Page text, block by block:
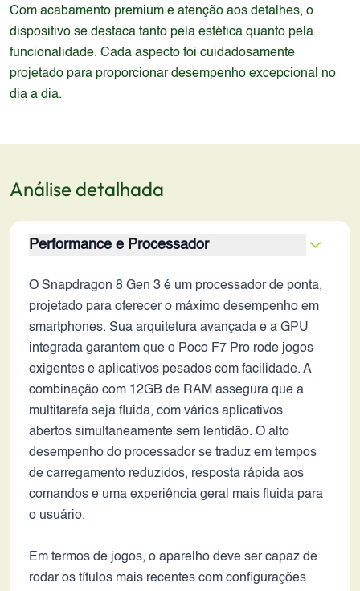
Com acabamento premium e atenção aos detalhes, o
dispositivo se destaca tanto pela estética quanto pela
funcionalidade. Cada aspecto foi cuidadosamente
projetado para proporcionar desempenho excepcional no
dia a dia.
Análise detalhada
Performance e Processador
O Snapdragon 8 Gen 3 é um processador de ponta,
projetado para oferecer o máximo desempenho em
smartphones. Sua arquitetura avançada e a GPU
integrada garantem que o Poco F7 Pro rode jogos
exigentes e aplicativos pesados com facilidade. A
combinação com 12GB de RAM assegura que a
multitarefa seja fluida, com vários aplicativos
abertos simultaneamente sem lentidão. O alto
desempenho do processador se traduz em tempos
de carregamento reduzidos, resposta rápida aos
comandos e uma experiência geral mais fluida para
o usuário.
Em termos de jogos, o aparelho deve ser capaz de
rodar os títulos mais recentes com configurações